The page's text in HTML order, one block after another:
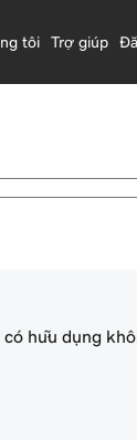
tôi Trợ giúp
có hữu dụng